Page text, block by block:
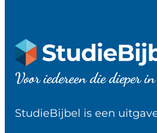
Voor iedereen die dieper
StudieBijbel is een